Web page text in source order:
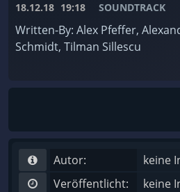
18.12.18 19:18 SOUNDTRACK
Written-By: Alex Pfeffer,
Schmidt, Tilman Sillescu
Autor:
keine
Veröffentlicht:
keine